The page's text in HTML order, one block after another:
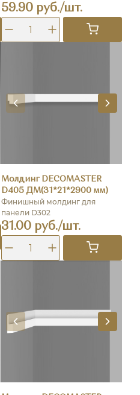
59.90 руб./шт.
Молдинг DECOMASTER
D405 ДМ(31*21*2900 мм)
Финишный молдинг для
панели D302
31.00 руб./шт.